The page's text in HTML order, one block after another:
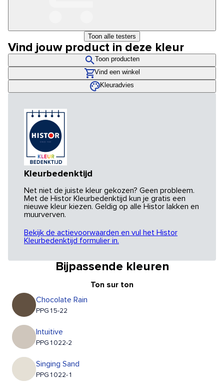
Toon alle testers
Vind jouw product in deze kleur
Toon producten
Vind een winkel
Kleuradvies
Kleurbedenktijd
Net niet de juiste kleur gekozen? Geen probleem.
Met de Histor Kleurbedenktijd kun je gratis een
nieuwe kleur kiezen. Geldig op alle Histor lakken en
muurverven.
Bekijk de actievoorwaarden en vul het Histor
Kleurbedenktijd formulier in.
Bijpassende kleuren
Ton sur ton
Chocolate Rain
PPG15-22
Intuitive
PPG1022-2
Singing Sand
PPG1022-1